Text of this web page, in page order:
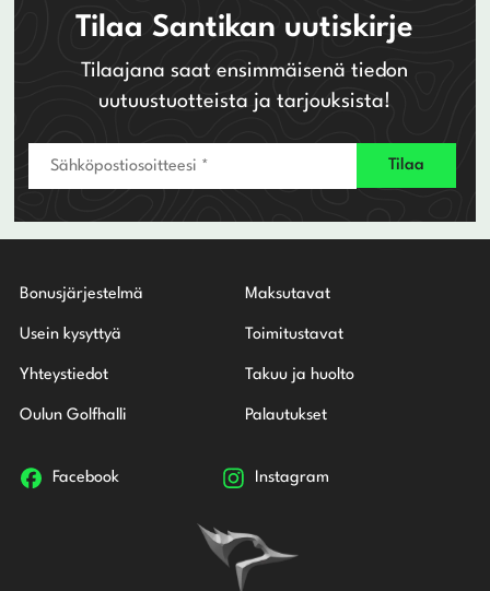
Tilaa Santikan uutiskirje
Tilaajana saat ensimmäisenä tiedon
uutuustuotteista ja tarjouksista!
Bonusjärjestelmä
Usein kysyttyä
Yhteystiedot
Oulun Golfhalli
Maksutavat
Toimitustavat
Takuu ja huolto
Palautukset
Facebook Instagram